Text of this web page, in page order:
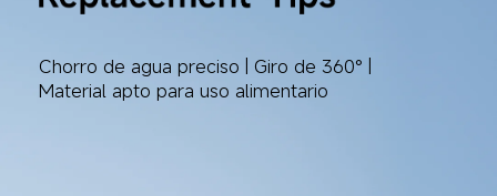
Chorro de agua preciso | Giro de 360° |
Material apto para uso alimentario